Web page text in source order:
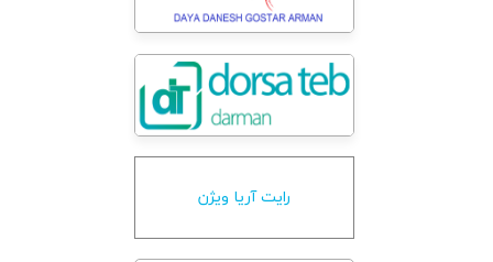
رايت آريا ويژن